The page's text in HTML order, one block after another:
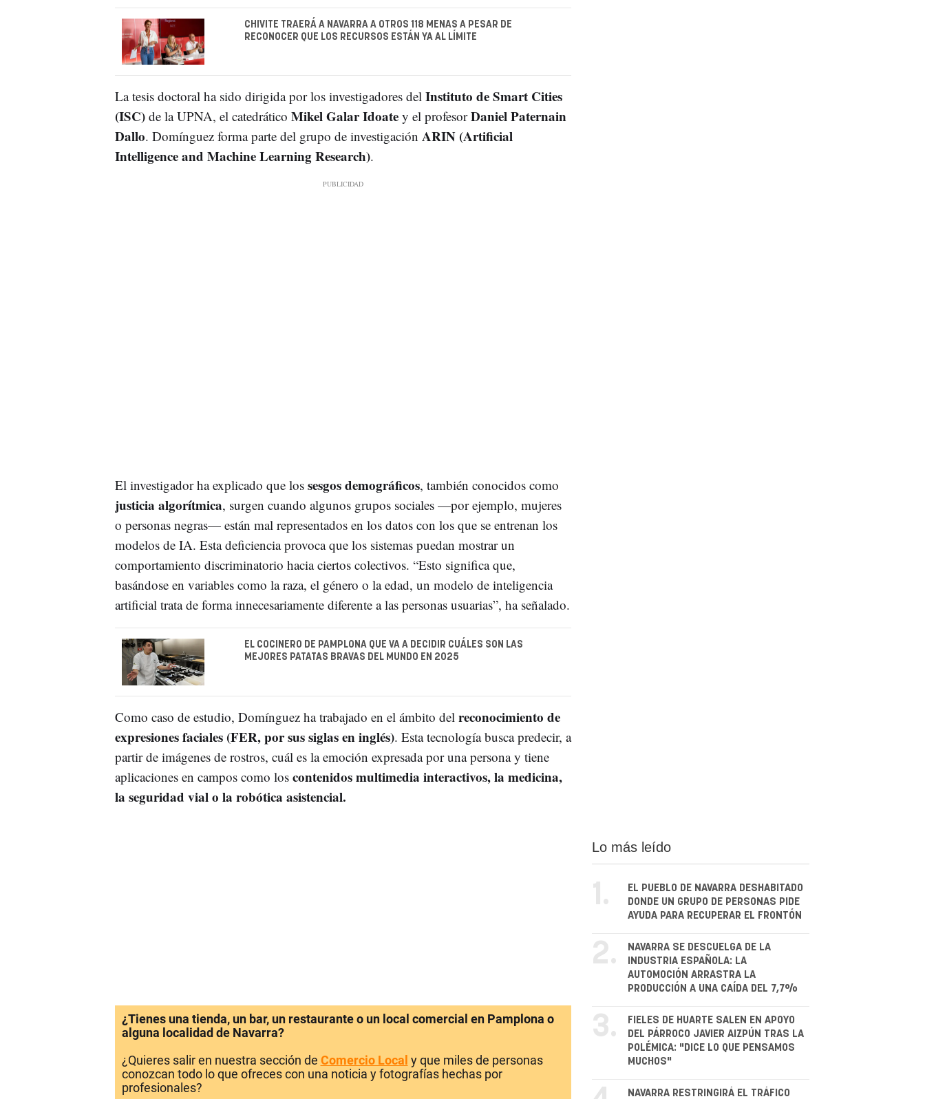
CHIVITE TRAERÁ A NAVARRA A OTROS 118 MENAS A PESAR DE
RECONOCER QUE LOS RECURSOS ESTÁN YA AL LÍMITE
La tesis doctoral ha sido dirigida por los investigadores del Instituto de Smart Cities
(ISC)de la UPNA, el catedrático Mikel Galar Idoatey el profesorDaniel Paternain
Dallo. Domínguez forma parte del grupo de investigación ARIN (Artificial
Intelligence and Machine Learning Research).
El investigador ha explicado que los sesgos demográficos, también conocidos como
justicia algorítmica, surgen cuando algunos grupos sociales —por ejemplo, mujeres
o personas negras— están mal representados en los datos con los que se entrenan los
modelos de IA. Esta deficiencia provoca que los sistemas puedan mostrar un
comportamiento discriminatorio hacia ciertos colectivos. “Esto significa que,
basándose en variables como la raza, el género o la edad, un modelo de inteligencia
artificial trata de forma innecesariamente diferente a las personas usuarias”, ha señalado.
EL COCINERO DE PAMPLONA QUE VA A DECIDIR CUÁLES SON LAS
MEJORES PATATAS BRAVAS DEL MUNDO EN 2025
Como caso de estudio, Domínguez ha trabajado en el ámbito del reconocimiento de
expresiones faciales (FER, por sus siglas en inglés). Esta tecnología busca predecir, a
partir de imágenes de rostros, cuál es la emoción expresada por una persona y tiene
aplicaciones en campos como los contenidos multimedia interactivos, la medicina,
la seguridad vial o la robótica asistencial.
¿Tienes una tienda, un bar, un restaurante o un local comercial en Pamplona o
alguna localidad de Navarra?
¿Quieres salir en nuestra sección de Comercio Local y que miles de personas
conozcan todo lo que ofreces con una noticia y fotografías hechas por
profesionales?
Lo más leído
1.
EL PUEBLO DE NAVARRA DESHABITADO
DONDE UN GRUPO DE PERSONAS PIDE
AYUDA PARA RECUPERAR EL FRONTÓN
2.
NAVARRA SE DESCUELGA DE LA
INDUSTRIA ESPAÑOLA: LA
AUTOMOCIÓN ARRASTRA LA
PRODUCCIÓN A UNA CAÍDA DEL 7,7%
3.
FIELES DE HUARTE SALEN EN APOYO
DEL PÁRROCO JAVIER AIZPÚN TRAS LA
POLÉMICA: "DICE LO QUE PENSAMOS
MUCHOS"
NAVARRA RESTRINGIRÁ EL TRÁFICO